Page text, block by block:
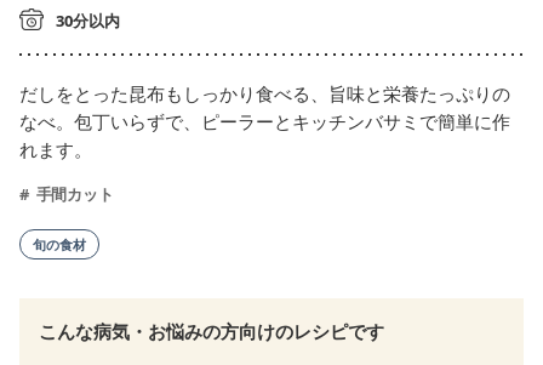
30分以内
だしをとった昆布もしっかり食べる、旨味と栄養たっぷりの
なべ。包丁いらずで、ピーラーとキッチンバサミで簡単に作
れます。
手間カット
旬の食材
こんな病気・お悩みの方向けのレシピです